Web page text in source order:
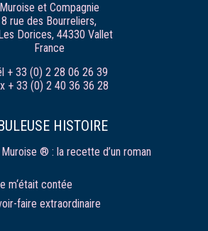
Muroise et Compagnie
8 rue des Bourreliers,
Dorices, 44330 Vallet
France
+ 33 (0) 2 28 06 26 39
+ 33 (0) 2 40 36 36 28
HISTOIRE
® : la recette d’un roman
m‘était contée
faire extraordinaire